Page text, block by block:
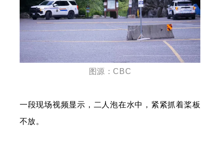
图源：CBC
一段现场视频显示，二人泡在水中，紧紧抓着桨板
不放。